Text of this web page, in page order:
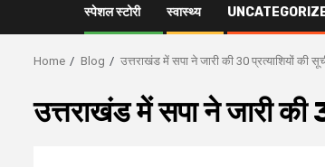
स्पेशल स्टोरी स्वास्थ्य
Home Blog उत्तराखंड में सपा ने जारी की 30 प्रत्याशियों की
उत्तराखंड में सपा ने जारी की